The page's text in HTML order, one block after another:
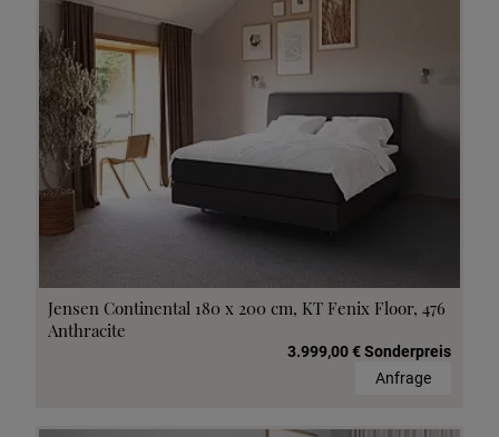
Jensen Continental 180 x 200 cm, KT Fenix Floor, 476
Anthracite
3.999,00 € Sonderpreis
Anfrage